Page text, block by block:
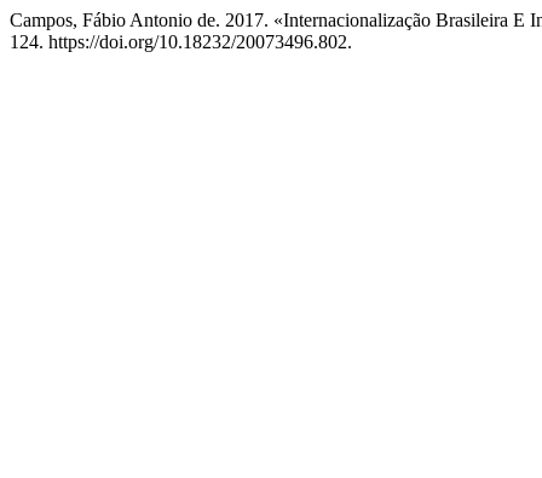
Campos, Fábio Antonio de. 2017. «Internacionalização Brasileira E
124. https://doi.org/10.18232/20073496.802.